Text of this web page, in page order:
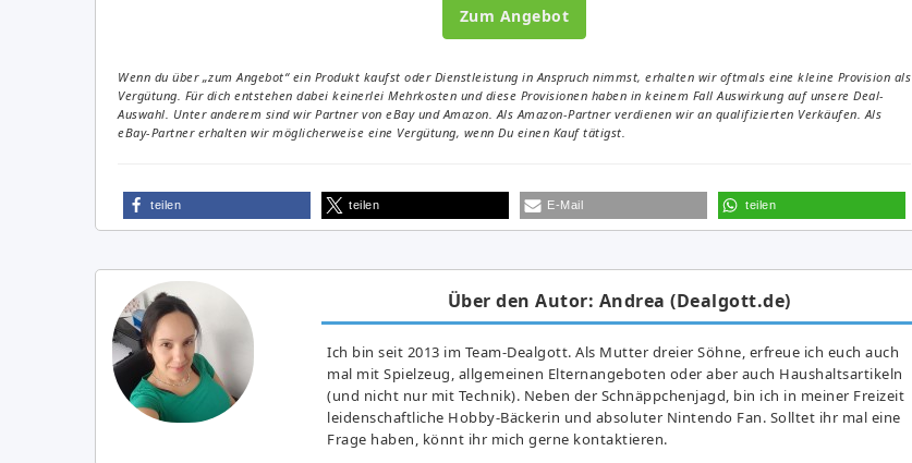
Zum Angebot
Wenn du über „zum Angebot“ ein Produkt kaufst oder Dienstleistung in Anspruch nimmst, erhalten wir oftmals eine kleine Provision als
Vergütung. Für dich entstehen dabei keinerlei Mehrkosten und diese Provisionen haben in keinem Fall Auswirkung auf unsere Deal-
Auswahl. Unter anderem sind wir Partner von eBay und Amazon. Als Amazon-Partner verdienen wir an qualifizierten Verkäufen. Als
eBay-Partner erhalten wir möglicherweise eine Vergütung, wenn Du einen Kauf tätigst.
teilen teilen E-Mail teilen
Über den Autor: Andrea (Dealgott.de)
Ich bin seit 2013 im Team-Dealgott. Als Mutter dreier Söhne, erfreue ich euch auch
mal mit Spielzeug, allgemeinen Elternangeboten oder aber auch Haushaltsartikeln
(und nicht nur mit Technik). Neben der Schnäppchenjagd, bin ich in meiner Freizeit
leidenschaftliche Hobby-Bäckerin und absoluter Nintendo Fan. Solltet ihr mal eine
Frage haben, könnt ihr mich gerne kontaktieren.